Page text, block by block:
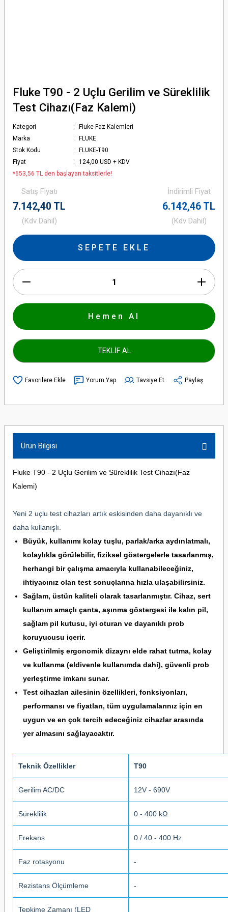
Fluke T90 - 2 Uçlu Gerilim ve Süreklilik
Test Cihazı(Faz Kalemi)
Kategori
Fluke Faz Kalemleri
Marka
FLUKE
Stok Kodu
FLUKE-T90
Fiyat
124,00 USD + KDV
*653,56 TL den başlayan taksitlerle!
Satış Fiyatı
7.142,40 TL
(Kdv Dahil)
İndirimli Fiyat
6.142,46 TL
(Kdv Dahil)
SEPETE EKLE
Hemen Al
TEKLİF AL
Yorum Yap Tavsiye Et Paylaş
Ürün Bilgisi
Fluke T90 - 2 Uçlu Gerilim ve Süreklilik Test Cihazı(Faz
Kalemi)
Yeni 2 uçlu test cihazları artık eskisinden daha dayanıklı ve
daha kullanışlı.
Büyük, kullanımı kolay tuşlu, parlak/arka aydınlatmalı,
kolaylıkla görülebilir, fiziksel göstergelerle tasarlanmış,
herhangi bir çalışma amacıyla kullanabileceğiniz,
ihtiyacınız olan test sonuçlarına hızla ulaşabilirsiniz.
Sağlam, üstün kaliteli olarak tasarlanmıştır. Cihaz, sert
kullanım amaçlı çanta, aşınma göstergesi ile kalın pil,
sağlam pil kutusu, iyi oturan ve dayanıklı prob
koruyucusu içerir.
Geliştirilmiş ergonomik dizaynı elde rahat tutma, kolay
ve kullanma (eldivenle kullanımda dahi), güvenli prob
yerleştirme imkanı sunar.
Test cihazları ailesinin özellikleri, fonksiyonları,
performansı ve fiyatları, tüm uygulamalarınız için en
uygun ve en çok tercih edeceğiniz cihazlar arasında
yer almasını sağlayacaktır.
Teknik Özellikler T90
Gerilim AC/DC 12V - 690V
Süreklilik 0 - 400 kΩ
Frekans 0 / 40 - 400 Hz
Faz rotasyonu -
Rezistans Ölçümleme -
Tepkime Zamanı (LED